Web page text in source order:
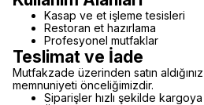
Kasap ve et işleme tesisleri
Restoran et hazırlama
Profesyonel mutfaklar
Teslimat ve İade
Mutfakzade üzerinden satın
memnuniyeti önceliğimizdir.
Siparişler hızlı şekilde